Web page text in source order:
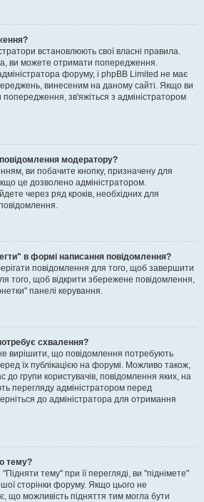
встановлюють свої власні правила.
ви можете отримати попередження.
форуму, і phpBB Limited не має
винесеним на даному сайті. Якщо ви
зв'яжіться з адміністратором
модератору?
ви побачите кнопку, призначену для
це дозволено адміністратором.
через ряд кроків, необхідних для
в формі написання повідомлення?
повідомлення для того, щоб завершити
того, щоб відкрити збережене повідомлення,
панелі керування.
схвалення?
вирішити, що повідомлення потребують
їх публікацією на форумі. Можливо також,
до групи користувачів, повідомлення яких, на
перегляду адміністратором перед
до адміністратора для отримання
тему?
тему" при її перегляді, ви "піднімете"
сторінки форуму. Якщо цього не
що можливість підняття тим могла бути